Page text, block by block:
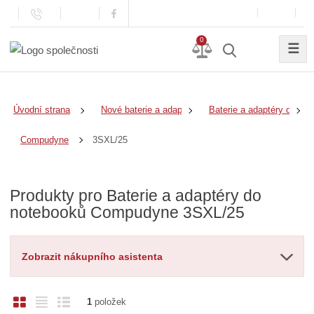
0
☰
Úvodní strana Nové baterie a adaptéry Baterie a adaptéry do
Compudyne 3SXL/25
Produkty pro Baterie a adaptéry do
notebooků Compudyne 3SXL/25
Zobrazit nákupního asistenta
O
Ř
1položek